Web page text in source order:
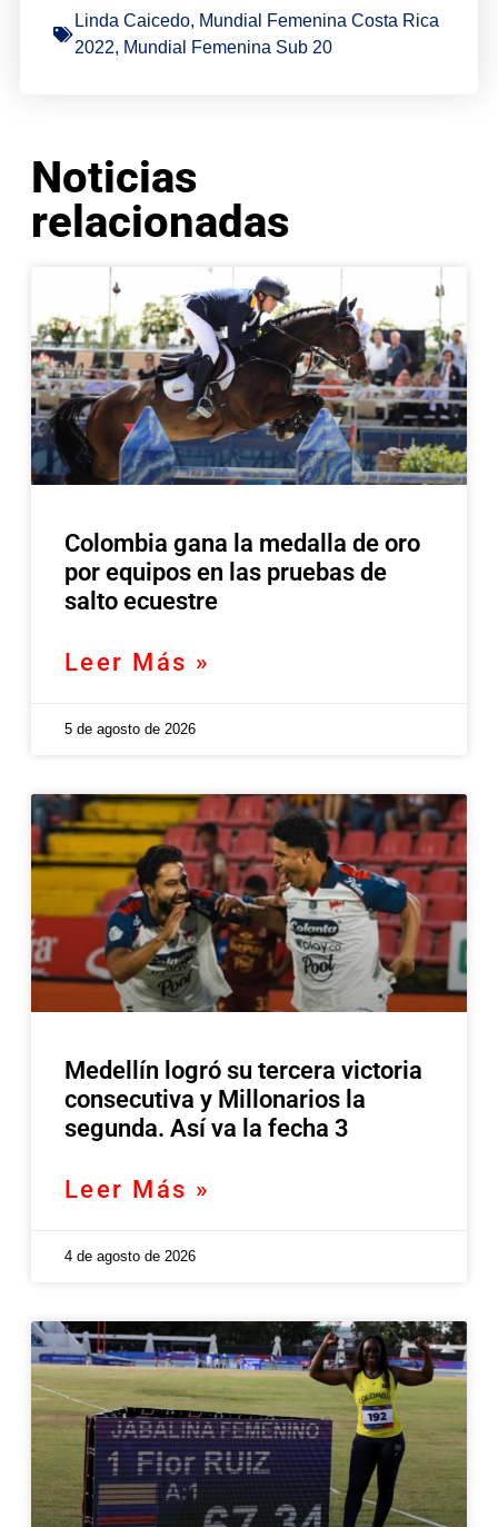
Linda Caicedo, Mundial Femenina Costa Rica
2022, Mundial Femenina Sub 20
Noticias
relacionadas
Colombia gana la medalla de oro
por equipos en las pruebas de
salto ecuestre
Leer Más »
5 de agosto de 2026
Medellín logró su tercera victoria
consecutiva y Millonarios la
segunda. Así va la fecha 3
Leer Más »
4 de agosto de 2026